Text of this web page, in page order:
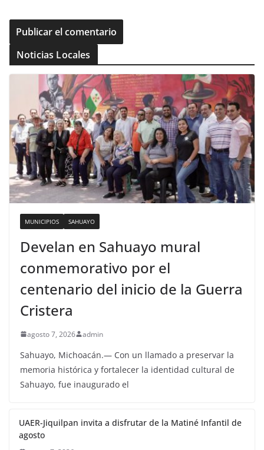
Noticias Locales
MUNICIPIOS SAHUAYO
Develan en Sahuayo mural
conmemorativo por el
centenario del inicio de la Guerra
Cristera
agosto 7, 2026 admin
Sahuayo, Michoacán.— Con un llamado a preservar la
memoria histórica y fortalecer la identidad cultural de
Sahuayo, fue inaugurado el
UAER-Jiquilpan invita a disfrutar de la Matiné Infantil de
agosto